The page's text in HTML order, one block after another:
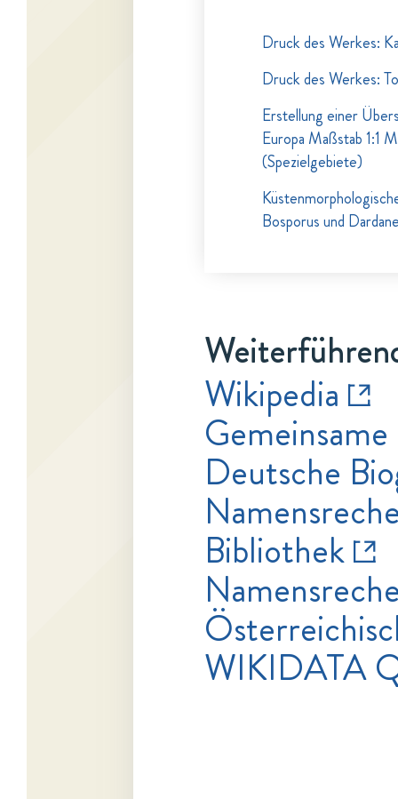
Druck des Werkes:
Druck des Werkes:
Erstellung einer
Europa Maßstab 1:1
(Spezielgebiete)
Bosporus und
Wikipedia
Deutsche
Bibliothek
WIKIDATA